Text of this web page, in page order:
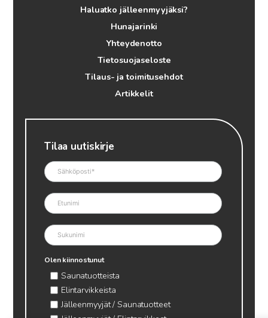
Haluatko jälleenmyyjäksi?
Hunajarinki
Yhteydenotto
Tietosuojaseloste
Tilaus- ja toimitusehdot
Artikkelit
Tilaa uutiskirje
Olen kiinnostunut
Saunatuotteista
Elintarvikkeista
Jälleenmyyjät / Saunatuotteet